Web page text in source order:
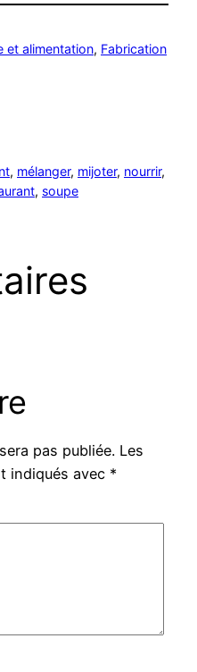
et alimentation, Fabrication
, mélanger, mijoter, nourrir
, soupe
pas publiée. Les
indiqués avec *